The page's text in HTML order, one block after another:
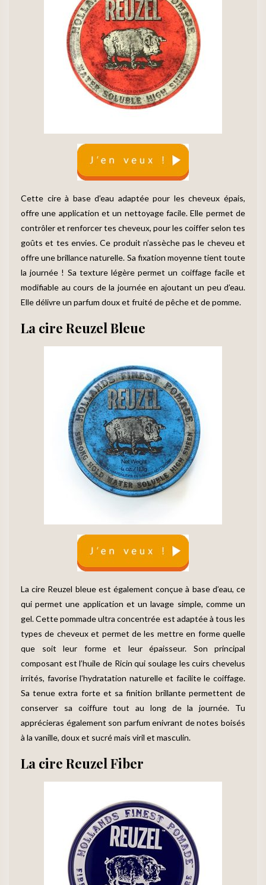
Cette cire à base d’eau adaptée pour les cheveux épais,
offre une application et un nettoyage facile. Elle permet de
contrôler et renforcer tes cheveux, pour les coiffer selon tes
goûts et tes envies. Ce produit n’assèche pas le cheveu et
offre une brillance naturelle. Sa fixation moyenne tient toute
la journée ! Sa texture légère permet un coiffage facile et
modifiable au cours de la journée en ajoutant un peu d’eau.
Elle délivre un parfum doux et fruité de pêche et de pomme.
La cire Reuzel Bleue
La cire Reuzel bleue est également conçue à base d’eau, ce
qui permet une application et un lavage simple, comme un
gel. Cette pommade ultra concentrée est adaptée à tous les
types de cheveux et permet de les mettre en forme quelle
que soit leur forme et leur épaisseur. Son principal
composant est l’huile de Ricin qui soulage les cuirs chevelus
irrités, favorise l’hydratation naturelle et facilite le coiffage.
Sa tenue extra forte et sa finition brillante permettent de
conserver sa coiffure tout au long de la journée. Tu
apprécieras également son parfum enivrant de notes boisés
à la vanille, doux et sucré mais viril et masculin.
La cire Reuzel Fiber